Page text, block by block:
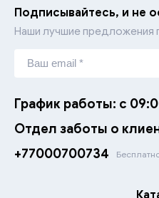
Подписывайтесь, и не
Наши лучшие предложения
График работы: с
Отдел заботы о
+77000700734